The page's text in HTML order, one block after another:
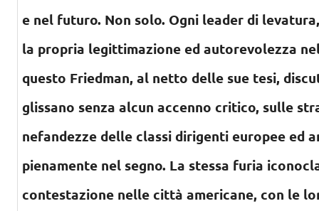
e nel futuro. Non solo. Ogni leader di
la propria legittimazione ed autorevolezza
questo Friedman, al netto delle sue tesi,
glissano senza alcun accenno critico, sulle
nefandezze delle classi dirigenti europee ed
pienamente nel segno. La stessa furia
contestazione nelle città americane, con le